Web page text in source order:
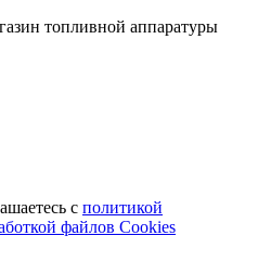
топливной аппаратуры
с политикой
файлов Cookies